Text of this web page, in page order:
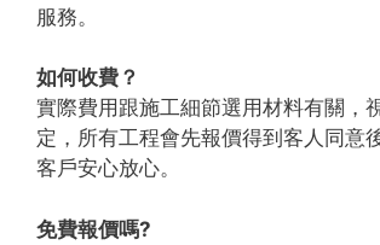
服務。
如何收費？
實際費用跟施工細節選用材料有關，
定，所有工程會先報價得到客人同意
客戶安心放心。
免費報價嗎?